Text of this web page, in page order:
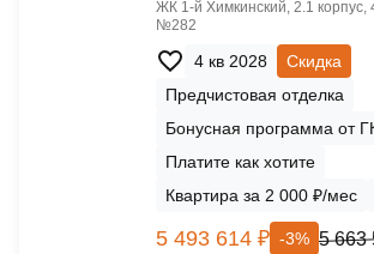
ЖК 1‑й Химкинский, 2.1 корпус,
№282
4 кв 2028
Скидка
Предчистовая отделка
Бонусная программа от
Платите как хотите
Квартира за 2 000 ₽/мес
5 493 614 ₽ -3% 5 663